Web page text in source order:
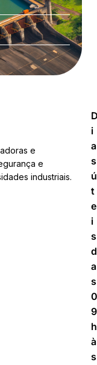
e
e
industriais.
i
a
s
ú
t
e
i
s
d
a
s
0
9
h
à
s